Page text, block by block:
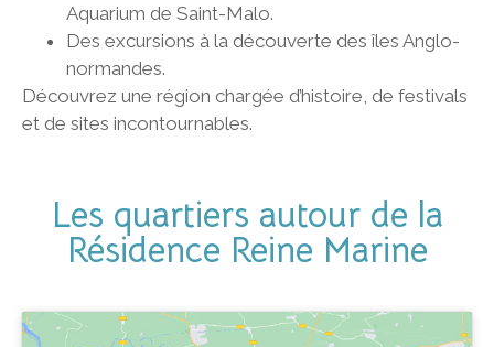
Aquarium de Saint-Malo.
Des excursions à la découverte des îles Anglo-
normandes.
Découvrez une région chargée d’histoire, de festivals
et de sites incontournables.
Les quartiers autour de la
Résidence Reine Marine